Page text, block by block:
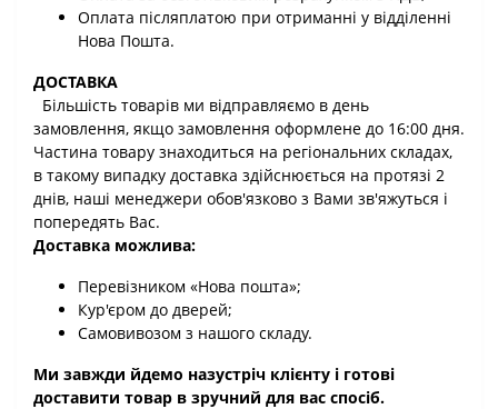
Оплата післяплатою при отриманні у відділенні
Нова Пошта.
ДОСТАВКА
Більшість товарів ми відправляємо в день
замовлення, якщо замовлення оформлене до 16:00 дня.
Частина товару знаходиться на регіональних складах,
в такому випадку доставка здійснюється на протязі 2
днів, наші менеджери обов'язково з Вами зв'яжуться і
попередять Вас.
Доставка можлива:
Перевізником «Нова пошта»;
Кур'єром до дверей;
Самовивозом з нашого складу.
Ми завжди йдемо назустріч клієнту і готові
доставити товар в зручний для вас спосіб.